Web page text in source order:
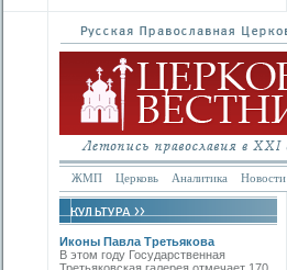
ЖМП Церковь Аналитика Новости
Иконы Павла Третьякова
В этом году Государственная